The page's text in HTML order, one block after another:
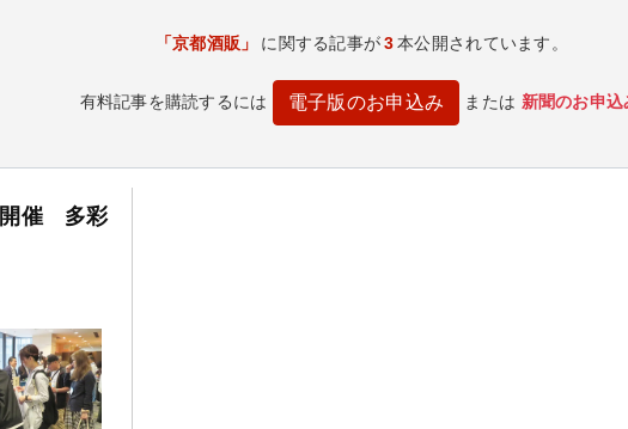
「京都酒販」 に関する記事が3本公開されています。
有料記事を購読するには 電子版のお申込み または 新聞のお申込
開催 多彩